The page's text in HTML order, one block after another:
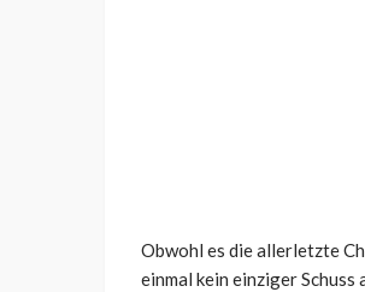
Obwohl es die allerletzte
einmal kein einziger